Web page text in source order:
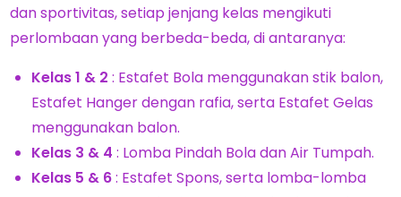
dan sportivitas, setiap jenjang kelas mengikuti
perlombaan yang berbeda-beda, di antaranya:
Kelas 1 & 2 : Estafet Bola menggunakan stik balon,
Estafet Hanger dengan rafia, serta Estafet Gelas
menggunakan balon.
Kelas 3 & 4 : Lomba Pindah Bola dan Air Tumpah.
Kelas 5 & 6: Estafet Spons, serta lomba-lomba